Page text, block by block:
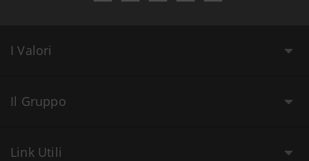
I Valori
Il Gruppo
Link Utili